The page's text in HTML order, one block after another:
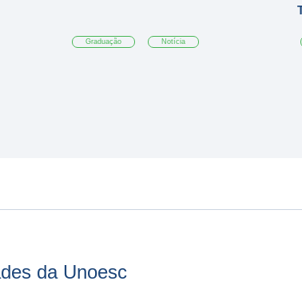
Graduação Notícia
da Unoesc